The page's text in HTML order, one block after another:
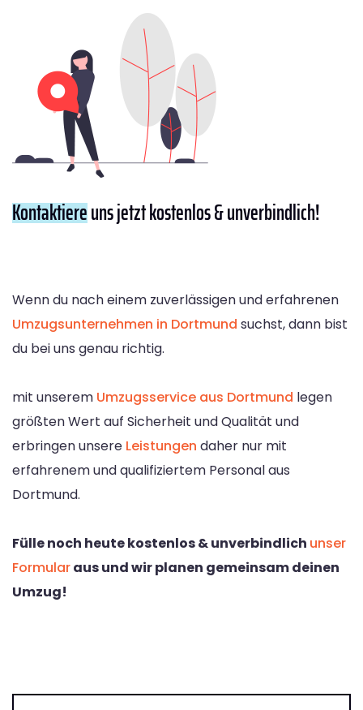
Kontaktiereuns jetzt kostenlos & unverbindlich!
Wenn du nach einem zuverlässigen und erfahrenen
Umzugsunternehmen in Dortmund suchst, dann bist
du bei uns genau richtig.
mit unserem Umzugsservice aus Dortmund legen
größten Wert auf Sicherheit und Qualität und
erbringen unsere Leistungen daher nur mit
erfahrenem und qualifiziertem Personal aus
Dortmund.
Fülle noch heute kostenlos & unverbindlich unser
Formularaus und wir planen gemeinsam deinen
Umzug!